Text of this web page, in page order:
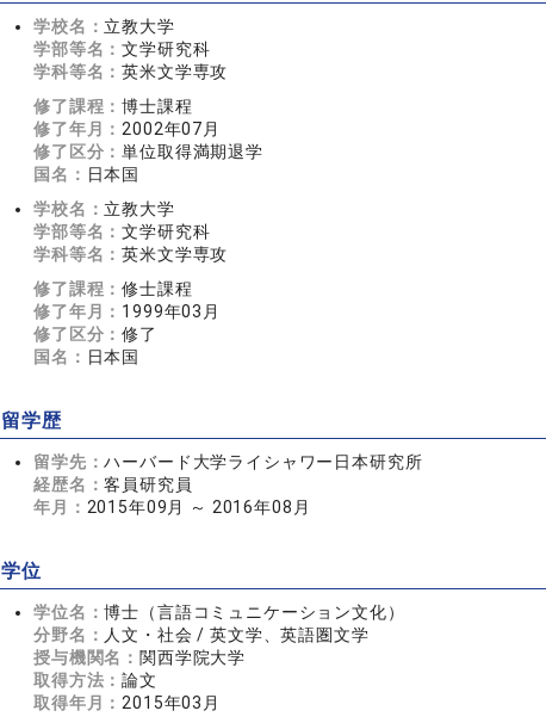
学校名： 立教大学
学部等名：文学研究科
学科等名：英米文学専攻
修了課程：博士課程
修了年月： 2002年07月
修了区分：単位取得満期退学
国名： 日本国
学校名： 立教大学
学部等名：文学研究科
学科等名：英米文学専攻
修了課程：修士課程
修了年月： 1999年03月
修了区分：修了
国名： 日本国
留学歴
留学先：ハーバード大学ライシャワー日本研究所
経歴名：客員研究員
年月： 2015年09月 ～ 2016年08月
学位
学位名：博士（言語コミュニケーション文化）
分野名： 人文・社会 / 英文学、英語圏文学
授与機関名： 関西学院大学
取得方法：論文
取得年月： 2015年03月